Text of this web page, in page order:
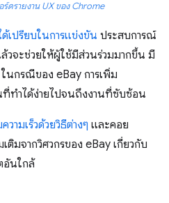
ดรายงาน UX ของ Chrome
เปรียบในการแข่งขัน ประสบการณ์
วจะช่วยให้ผู้ใช้มีส่วนร่วมมากขึ้น มี
นกรณีของ eBay การเพิ่ม
ทําได้ง่ายไปจนถึงงานที่ซับซ้อน
วามเร็วด้วยวิธีต่างๆ และคอย
ติมจากวิศวกรของ eBay เกี่ยวกับ
อันใกล้